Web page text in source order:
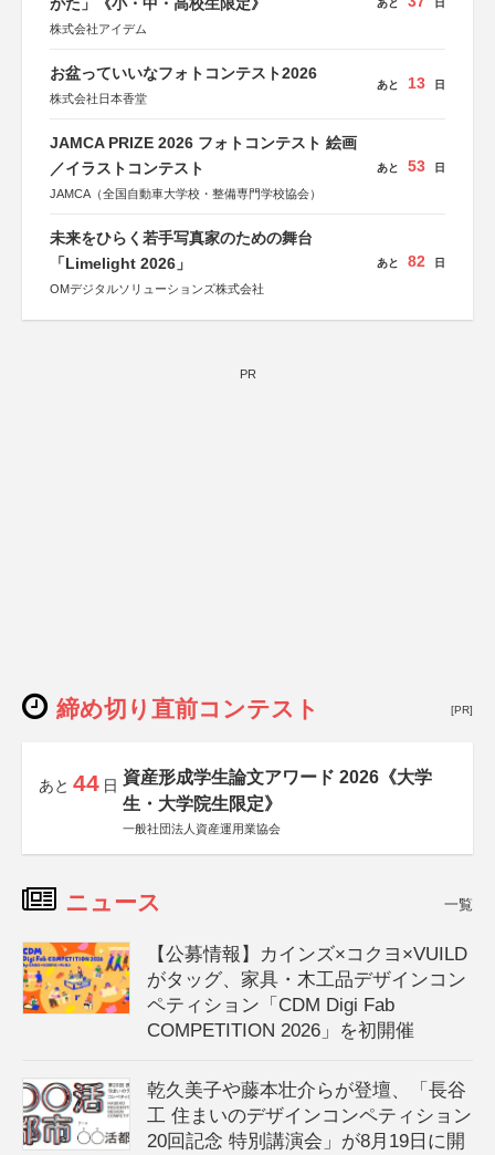
株式会社アイデム
あと 日
お盆っていいなフォトコンテスト2026
株式会社日本香堂
あと 13 日
JAMCA PRIZE 2026 フォトコンテスト 絵画
／イラストコンテスト
JAMCA（全国自動車大学校・整備専門学校協会）
あと 53 日
未来をひらく若手写真家のための舞台
「Limelight 2026」
OMデジタルソリューションズ株式会社
あと 82 日
PR
締め切り直前コンテスト [PR]
あと 44 日 資産形成学生論文アワード 2026《大学
生・大学院生限定》
一般社団法人資産運用業協会
ニュース 一覧
【公募情報】カインズ×コクヨ×VUILD
がタッグ、家具・木工品デザインコン
ペティション「CDM Digi Fab
COMPETITION 2026」を初開催
乾久美子や藤本壮介らが登壇、「長谷
工 住まいのデザインコンペティション
20回記念 特別講演会」が8月19日に開